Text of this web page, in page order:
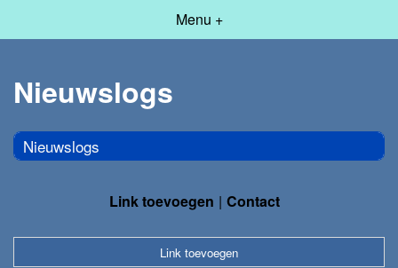
Menu +
Nieuwslogs
Nieuwslogs
Link toevoegen Contact
Link toevoegen